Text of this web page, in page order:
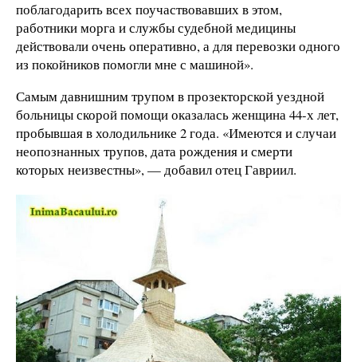
поблагодарить всех поучаствовавших в этом,
работники морга и службы судебной медицины
действовали очень оперативно, а для перевозки одного
из покойников помогли мне с машиной».
Самым давнишним трупом в прозекторской уездной
больницы скорой помощи оказалась женщина 44-х лет,
пробывшая в холодильнике 2 года. «Имеются и случаи
неопознанных трупов, дата рождения и смерти
которых неизвестны», — добавил отец Гавриил.